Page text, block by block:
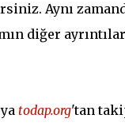
Aynı
diğer
todap.org'tan